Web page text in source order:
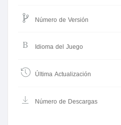
Número de Versión
Idioma del Juego
Última Actualización
Número de Descargas